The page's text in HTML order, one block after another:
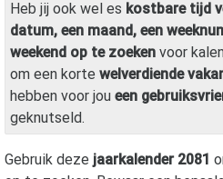
Heb jij ook wel es kostbare tijd
datum, een maand, een
weekend op te zoeken voor
om een korte welverdiende
hebben voor jou een
geknutseld.
Gebruik deze jaarkalender 2081